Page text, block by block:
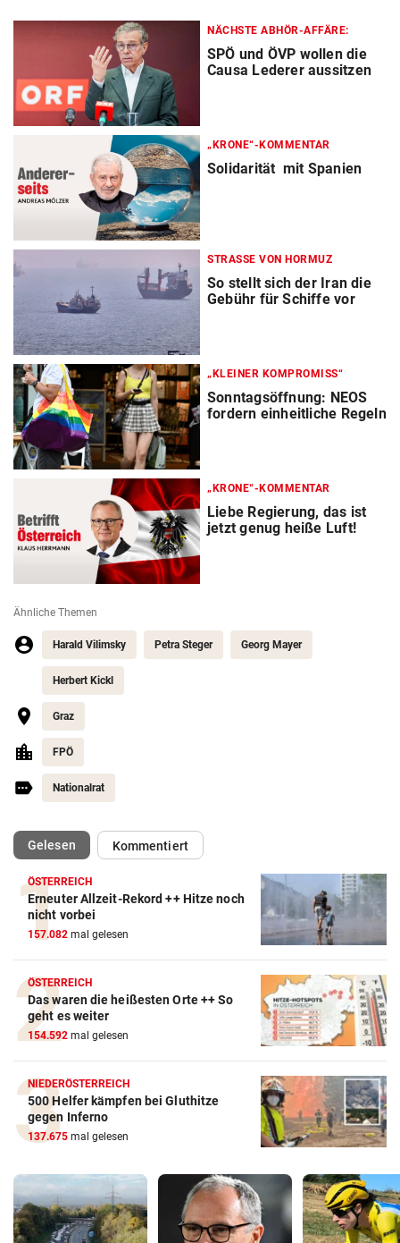
NÄCHSTE ABHÖR-AFFÄRE:
SPÖ und ÖVP wollen die
Causa Lederer aussitzen
„KRONE“-KOMMENTAR
Solidarität mit Spanien
STRASSE VON HORMUZ
So stellt sich der Iran die
Gebühr für Schiffe vor
„KLEINER KOMPROMISS“
Sonntagsöffnung: NEOS
fordern einheitliche Regeln
„KRONE“-KOMMENTAR
Liebe Regierung, das ist
jetzt genug heiße Luft!
Ähnliche Themen
Harald Vilimsky Petra Steger Georg Mayer
Herbert Kickl
Graz
FPÖ
Nationalrat
Gelesen(ausgewählt)Kommentiert
ÖSTERREICH
Erneuter Allzeit-Rekord ++ Hitze noch
nicht vorbei
157.082 mal gelesen
ÖSTERREICH
Das waren die heißesten Orte ++ So
geht es weiter
154.592 mal gelesen
NIEDERÖSTERREICH
500 Helfer kämpfen bei Gluthitze
gegen Inferno
137.675 mal gelesen